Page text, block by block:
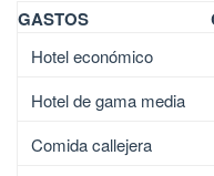
GASTOS
Hotel económico
Hotel de gama media
Comida callejera